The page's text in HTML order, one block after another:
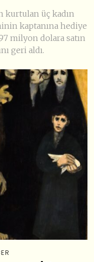
kurtulan üç kadın
kaptanına hediye
milyon dolara satın
geri aldı.